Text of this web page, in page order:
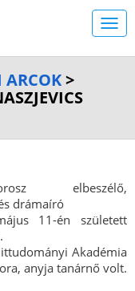
>
orosz elbeszélő,
drámaíró
11-én született
Akadémia
anyja tanárnő volt.